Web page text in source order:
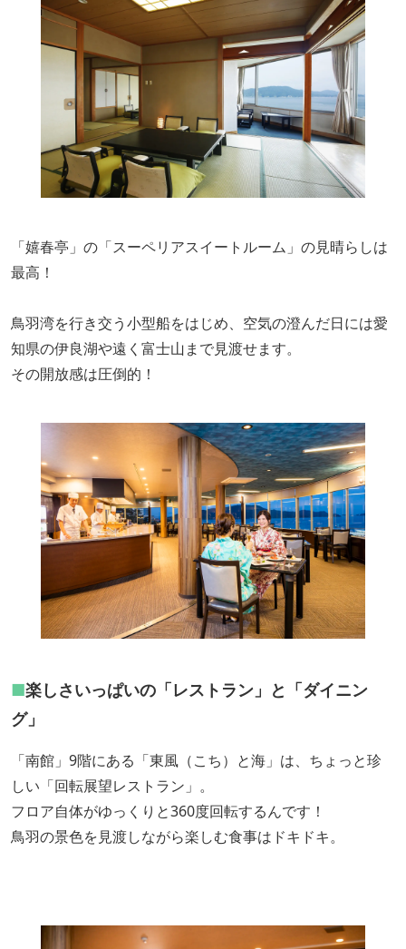
「嬉春亭」の「スーペリアスイートルーム」の見晴らしは
最高！
鳥羽湾を行き交う小型船をはじめ、空気の澄んだ日には愛
知県の伊良湖や遠く富士山まで見渡せます。
その開放感は圧倒的！
■楽しさいっぱいの「レストラン」と「ダイニン
グ」
「南館」9階にある「東風（こち）と海」は、ちょっと珍
しい「回転展望レストラン」。
フロア自体がゆっくりと360度回転するんです！
鳥羽の景色を見渡しながら楽しむ食事はドキドキ。